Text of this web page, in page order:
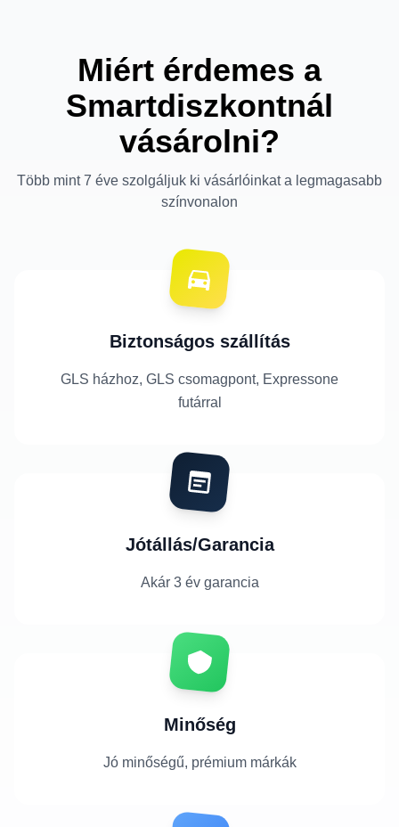
Miért érdemes a
Smartdiszkontnál
vásárolni?
Több mint 7 éve szolgáljuk ki vásárlóinkat a legmagasabb
színvonalon
Biztonságos szállítás
GLS házhoz, GLS csomagpont, Expressone
futárral
Jótállás/Garancia
Akár 3 év garancia
Minőség
Jó minőségű, prémium márkák